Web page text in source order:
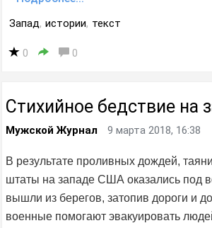
Запад, истории, текст
0 0
Стихийное бедствие на
Мужской Журнал 9 марта 2018, 16:38
В результате проливных дождей,
штаты на западе США оказались под
вышли из берегов, затопив дороги и
военные помогают эвакуировать